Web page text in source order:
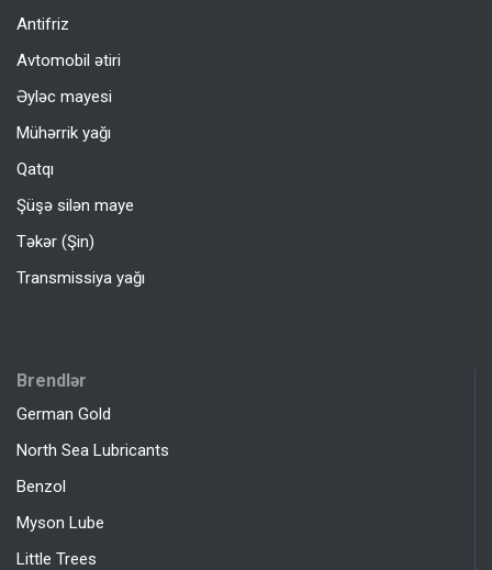
Antifriz
Avtomobil ətiri
Əyləc mayesi
Mühərrik yağı
Qatqı
Şüşə silən maye
Təkər (Şin)
Transmissiya yağı
Brendlər
German Gold
North Sea Lubricants
Benzol
Myson Lube
Little Trees